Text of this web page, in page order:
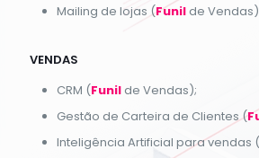
Mailing de lojas (Funil de
VENDAS
CRM (Funil de Vendas);
Gestão de Carteira de Clientes (
Inteligência Artificial para vendas (